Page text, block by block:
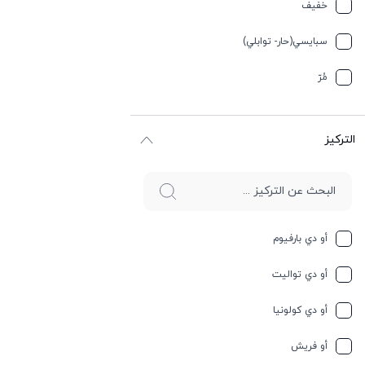
جلد
جوز الهند
حامِض
خفیف
سبایسي(حار- توابلي)
مُرّ
التركيز
أو دي بارفيوم
أو دي تواليت
أو دي كولونيا
أو فريش